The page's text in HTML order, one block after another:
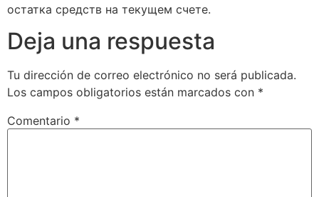
остатка средств на текущем счете.
Deja una respuesta
Tu dirección de correo electrónico no será publicada.
Los campos obligatorios están marcados con *
Comentario *